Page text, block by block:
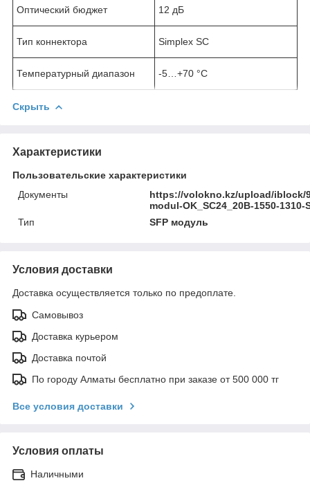
Оптический бюджет 12 дБ
Тип коннектора Simplex SC
Температурный диапазон -5…+70 °C
Скрыть
Характеристики
Пользовательские характеристики
Документы
https://volokno.kz/upload/iblock/
modul-OK_SC24_20B-1550-1310-
Тип
SFP модуль
Условия доставки
Доставка осуществляется только по предоплате.
Самовывоз
Доставка курьером
Доставка почтой
По городу Алматы бесплатно при заказе от 500 000 тг
Все условия доставки
Условия оплаты
Наличными